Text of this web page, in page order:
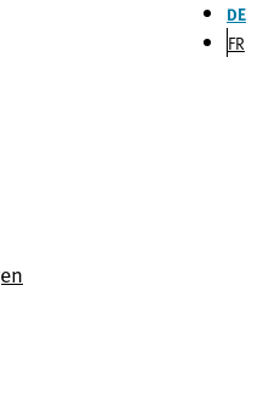
DE
FR